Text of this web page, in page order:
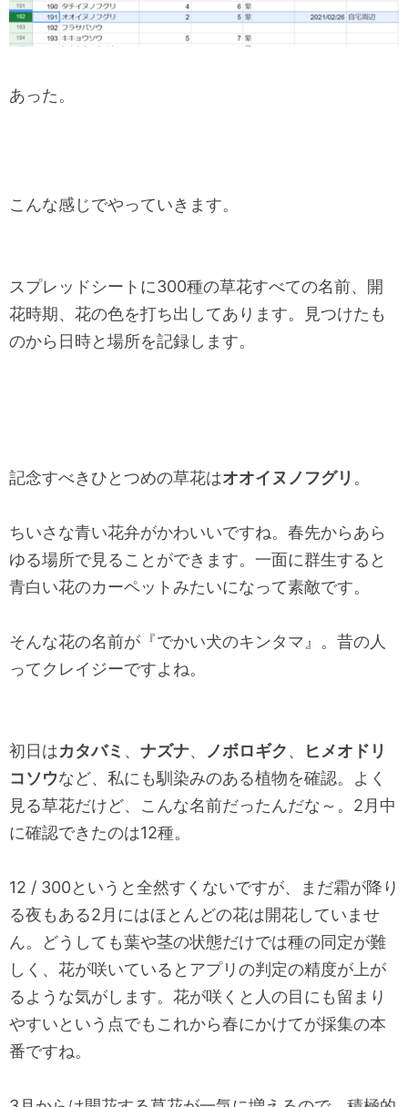
あった。
こんな感じでやっていきます。
スプレッドシートに300種の草花すべての名前、開
花時期、花の色を打ち出してあります。見つけたも
のから日時と場所を記録します。
記念すべきひとつめの草花はオオイヌノフグリ 。
ちいさな青い花弁がかわいいですね。春先からあら
ゆる場所で見ることができます。一面に群生すると
青白い花のカーペットみたいになって素敵です。
そんな花の名前が『でかい犬のキンタマ』。昔の人
ってクレイジーですよね。
初日はカタバミ 、 ナズナ、 ノボロギク、
ヒメオドリ
コソウなど、私にも馴染みのある植物を確認。よく
見る草花だけど、こんな名前だったんだな～。2月中
に確認できたのは12種。
12 / 300というと全然すくないですが、まだ霜が降り
る夜もある2月にはほとんどの花は開花していませ
ん。どうしても葉や茎の状態だけでは種の同定が難
しく、花が咲いているとアプリの判定の精度が上が
るような気がします。花が咲くと人の目にも留まり
やすいという点でもこれから春にかけてが採集の本
番ですね。